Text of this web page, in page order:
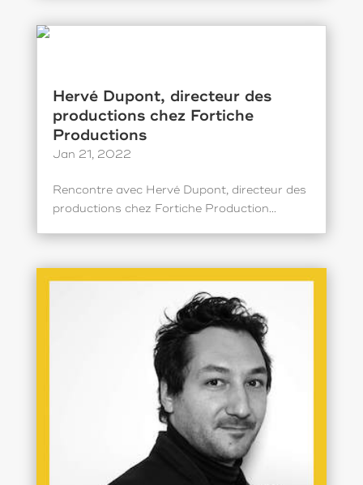
Hervé Dupont, directeur des
productions chez Fortiche
Productions
Jan 21, 2022
Rencontre avec Hervé Dupont, directeur des
productions chez Fortiche Production...